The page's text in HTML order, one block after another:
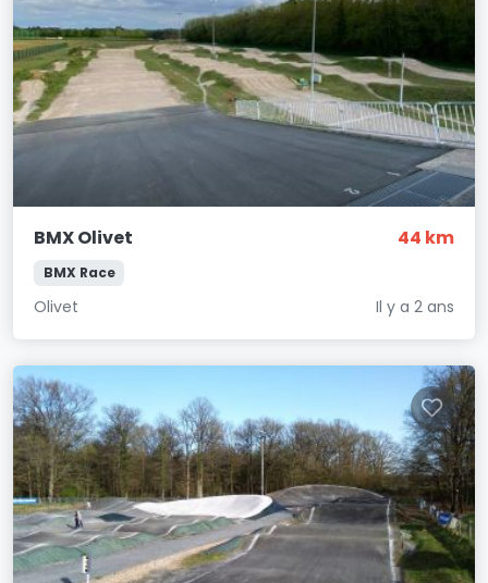
BMX Olivet 44 km
BMX Race
Olivet Il y a 2 ans